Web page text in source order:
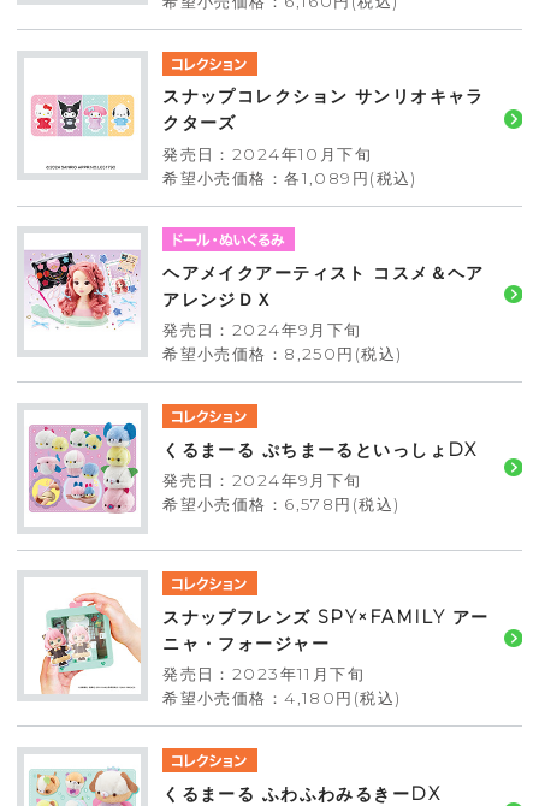
スナップコレクション サンリオキャラ
クターズ
発売日：2024年10月下旬
希望小売価格：各1,089円(税込)
ヘアメイクアーティスト コスメ＆ヘア
アレンジＤＸ
発売日：2024年9月下旬
希望小売価格：8,250円(税込)
くるまーる ぷちまーるといっしょDX
発売日：2024年9月下旬
希望小売価格：6,578円(税込)
スナップフレンズ SPY×FAMILY アー
ニャ・フォージャー
発売日：2023年11月下旬
希望小売価格：4,180円(税込)
くるまーる ふわふわみるきーDX